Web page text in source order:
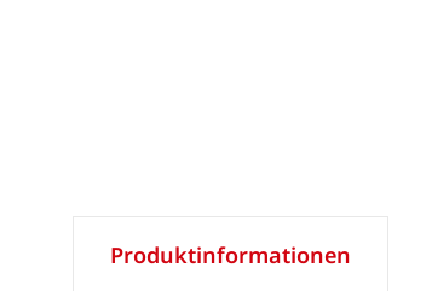
Produktinformationen